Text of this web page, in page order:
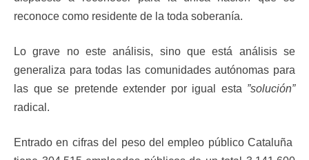
reconoce como residente de la toda soberanía.
Lo grave no este análisis, sino que está análisis se
generaliza para todas las comunidades autónomas para
las que se pretende extender por igual esta ”solución”
radical.
Entrado en cifras del peso del empleo público Cataluña